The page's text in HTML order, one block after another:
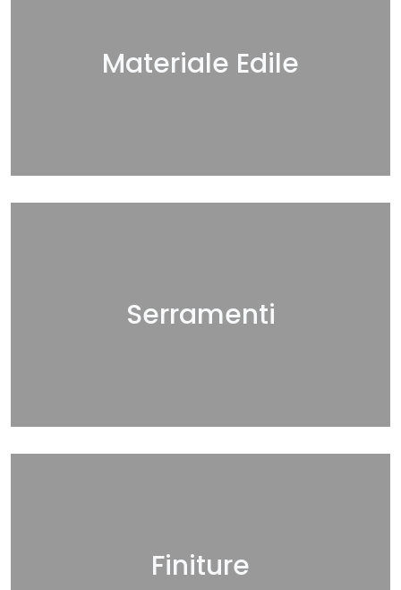
Materiale Edile
Serramenti
Finiture